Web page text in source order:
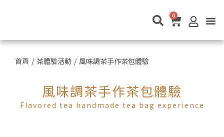
0
首頁 / 茶體驗活動 / 風味調茶手作茶包體驗
風味調茶手作茶包體驗
Flavored tea handmade tea bag experience